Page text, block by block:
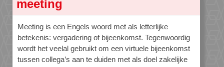
meeting
Meeting is een Engels woord met als letterlijke
betekenis: vergadering of bijeenkomst. Tegenwoordig
wordt het veelal gebruikt om een virtuele bijeenkomst
tussen collega’s aan te duiden met als doel zakelijke